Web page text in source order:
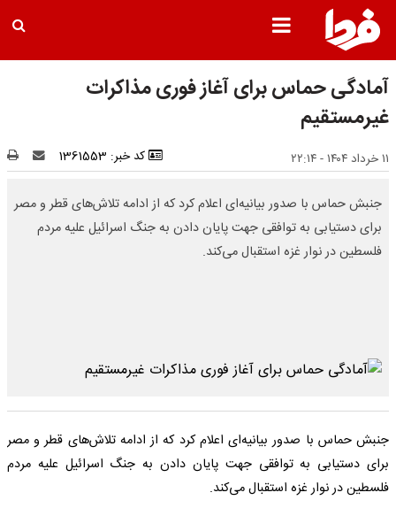
آمادگی حماس برای آغاز فوری مذاکرات
غیرمستقیم
۱۱ خرداد ۱۴۰۴ - ۲۲:۱۴ کد خبر: 1361553
جنبش حماس با صدور بیانیه‌ای اعلام کرد که از ادامه تلاش‌های قطر و مصر
برای دستیابی به توافقی جهت پایان دادن به جنگ اسرائیل علیه مردم
فلسطین در نوار غزه استقبال می‌کند.
جنبش حماس با صدور بیانیه‌ای اعلام کرد که از ادامه تلاش‌های قطر و مصر
برای دستیابی به توافقی جهت پایان دادن به جنگ اسرائیل علیه مردم
فلسطین در نوار غزه استقبال می‌کند.